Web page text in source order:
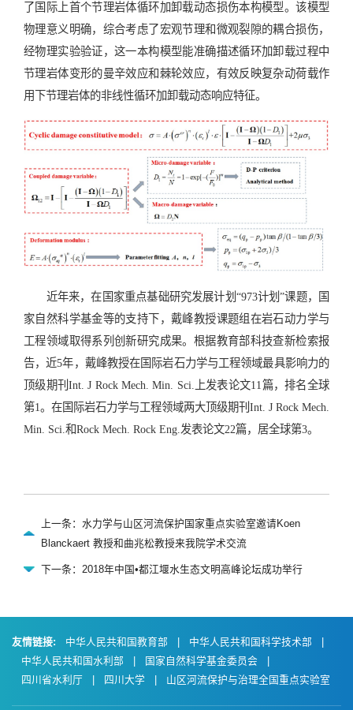
了国际上首个节理岩体循环加卸载动态损伤本构模型。该模型
物理意义明确，综合考虑了宏观节理和微观裂隙的耦合损伤，
经物理实验验证，这一本构模型能准确描述循环加卸载过程中
节理岩体变形的曼辛效应和棘轮效应，有效反映复杂动荷载作
用下节理岩体的非线性循环加卸载动态响应特征。
近年来，在国家重点基础研究发展计划“973计划”课题，国
家自然科学基金等的支持下，戴峰教授课题组在岩石动力学与
工程领域取得系列创新研究成果。根据教育部科技查新检索报
告，近5年，戴峰教授在国际岩石力学与工程领域最具影响力的
顶级期刊Int. J Rock Mech. Min. Sci.上发表论文11篇，排名全球
第1。在国际岩石力学与工程领域两大顶级期刊Int. J Rock Mech.
Min. Sci.和Rock Mech. Rock Eng.发表论文22篇，居全球第3。
上一条：水力学与山区河流保护国家重点实验室邀请Koen
Blanckaert 教授和曲兆松教授来我院学术交流
下一条：2018年中国•都江堰水生态文明高峰论坛成功举行
友情链接: 中华人民共和国教育部 中华人民共和国科学技术部
中华人民共和国水利部
国家自然科学基金委员会
四川省水利厅
四川大学 山区河流保护与治理全国重点实验室